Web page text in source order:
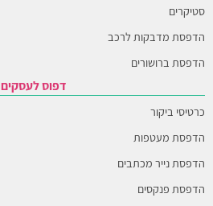
סטיקרים
הדפסת מדבקות לרכב
הדפסת ברושורים
דפוס לעסקים
כרטיסי ביקור
הדפסת מעטפות
הדפסת נייר מכתבים
הדפסת פנקסים